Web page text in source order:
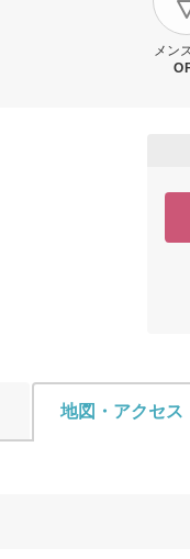
メン
地図・アクセス